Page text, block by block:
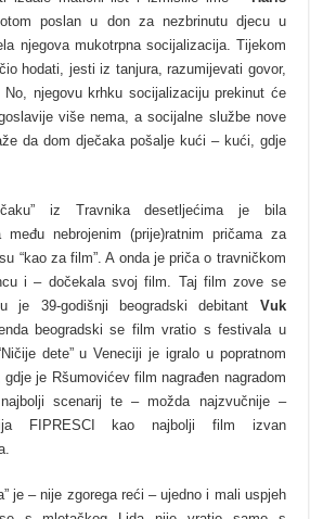
poslan u don za nezbrinutu djecu u
njegova mukotrpna socijalizacija. Tijekom
hodati, jesti iz tanjura, razumijevati govor,
njegovu krhku socijalizaciju prekinut će
više nema, a socijalne službe nove
da dom dječaka pošalje kući – kući, gdje
iz Travnika desetljećima je bila
među nebrojenim (prije)ratnim pričama za
“kao za film”. A onda je priča o travničkom
i – dočekala svoj film. Taj film zove se
je 39-godišnji beogradski debitant Vuk
beogradski se film vratio s festivala u
dete” u Veneciji je igralo u popratnom
je Ršumovićev film nagrađen nagradom
scenarij te – možda najzvučnije –
FIPRESCI kao najbolji film izvan
je – nije zgorega reći – ujedno i mali uspjeh